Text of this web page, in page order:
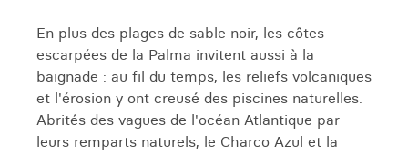
En plus des plages de sable noir, les côtes
escarpées de la Palma invitent aussi à la
baignade : au fil du temps, les reliefs volcaniques
et l'érosion y ont creusé des piscines naturelles.
Abrités des vagues de l'océan Atlantique par
leurs remparts naturels, le Charco Azul et la